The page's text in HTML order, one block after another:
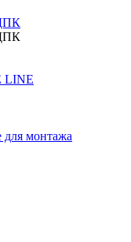
LINE
монтажа